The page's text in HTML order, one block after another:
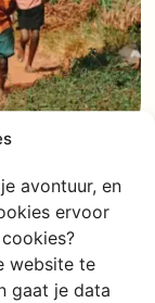
avontuur, en
ervoor
website te
gaat je data